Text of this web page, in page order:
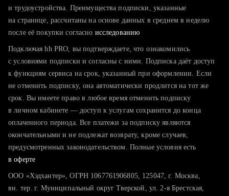
тратите много времени на поиск и вручную поднимаете
хотите сравнить себя с конкурентами и оценить шансы
и трудоустройства. Преимущества подписки, указанные
на странице, рассчитаны на основе данных в среднем в неделю
после её покупки согласно исследованию
Подключая hh PRO, вы подтверждаете, что ознакомились
с условиями подписки и согласны с ними. Подписка даёт доступ
к функциям сервиса на срок, указанный при оформлении. Если
не отменить подписку, она автоматически продлится на тот же
срок. Вы имеете право в любое время отменить подписку
в личном кабинете — доступ к услугам сохранится до конца
оплаченного периода. Все платежи за подписку являются
окончательными и не подлежат возврату, кроме случаев,
предусмотренных законодательством. Полные условия есть
в оферте
ООО «Хэдхантер», ОГРН 1067761906805, 125047, г. Москва,
вн. тер. г. Муниципальный округ Тверской, ул. 2-я Брестская,